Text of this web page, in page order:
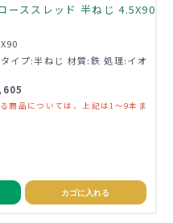
ーススレッド 半ねじ 4.5X90
イプ:半ねじ 材質:鉄 処理:イオ
商品については、上記は1～9本ま
カゴに入れる